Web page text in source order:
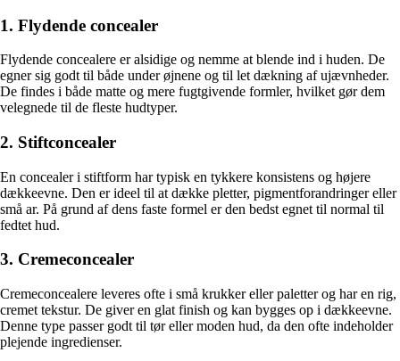
1. Flydende concealer
Flydende concealere er alsidige og nemme at blende ind i huden. De
egner sig godt til både under øjnene og til let dækning af ujævnheder.
De findes i både matte og mere fugtgivende formler, hvilket gør dem
velegnede til de fleste hudtyper.
2. Stiftconcealer
En concealer i stiftform har typisk en tykkere konsistens og højere
dækkeevne. Den er ideel til at dække pletter, pigmentforandringer eller
små ar. På grund af dens faste formel er den bedst egnet til normal til
fedtet hud.
3. Cremeconcealer
Cremeconcealere leveres ofte i små krukker eller paletter og har en rig,
cremet tekstur. De giver en glat finish og kan bygges op i dækkeevne.
Denne type passer godt til tør eller moden hud, da den ofte indeholder
plejende ingredienser.